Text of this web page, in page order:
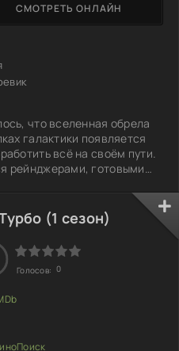
что вселенная обрела
галактики появляется
всё на своём пути.
рейнджерами, готовыми
с этой новой
противостоять тьме?
СМОТРЕТЬ ОНЛАЙН
(1 сезон)
Голосов: 0